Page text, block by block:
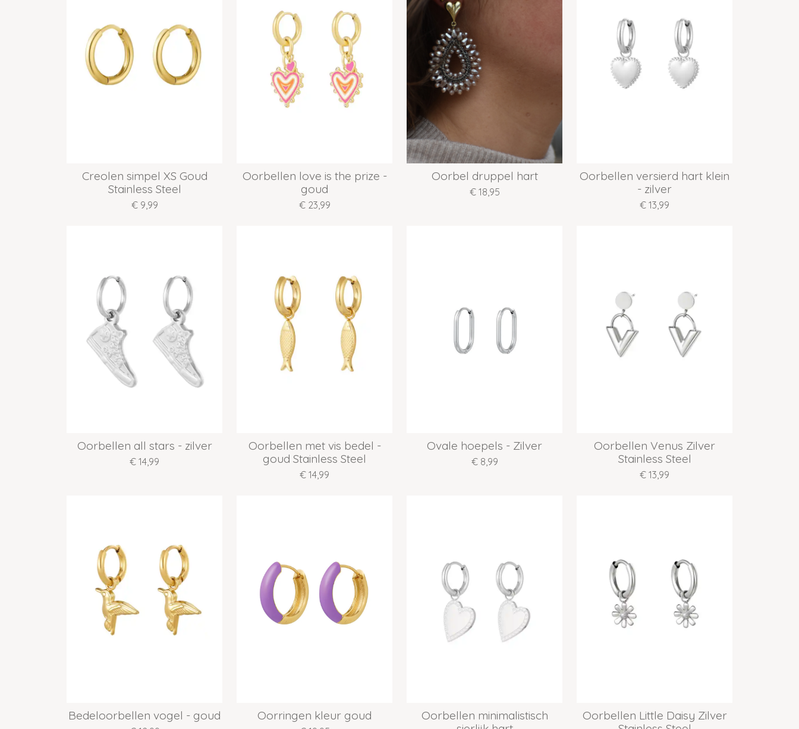
Creolen simpel XS Goud
Stainless Steel
€ 9,99
Oorbellen love is the prize -
goud
€ 23,99
Oorbel druppel hart
€ 18,95
Oorbellen versierd hart klein
- zilver
€ 13,99
Oorbellen all stars - zilver
€ 14,99
Oorbellen met vis bedel -
goud Stainless Steel
€ 14,99
Ovale hoepels - Zilver
€ 8,99
Oorbellen Venus Zilver
Stainless Steel
€ 13,99
Bedeloorbellen vogel - goud Oorringen kleur goud
Oorbellen minimalistisch
Oorbellen Little Daisy Zilver